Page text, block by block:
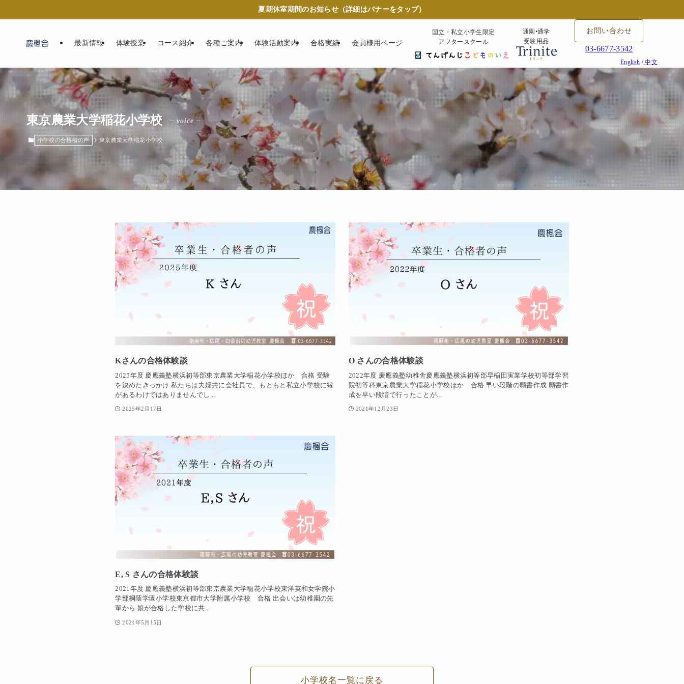
夏期休室期間のお知らせ（詳細はバナーをタップ）
最新情報 体験授業 コース紹介 各種ご案内 体験活動案内 合格実績 会員様用ページ
国立・私立小学生限定
アフタースクール
通園•通学
受験用品
お問い合わせ
03-6677-3542
English /中文
東京農業大学稲花小学校 – voice –
小学校の合格者の声 東京農業大学稲花小学校
Kさんの合格体験談
2025年度 慶應義塾横浜初等部東京農業大学稲花小学校ほか 合格 受験
を決めたきっかけ 私たちは夫婦共に会社員で、もともと私立小学校に縁
があるわけではありませんでし...
2025年2月17日
O さんの合格体験談
2022年度 慶應義塾幼稚舎慶應義塾横浜初等部早稲田実業学校初等部学習
院初等科東京農業大学稲花小学校ほか 合格 早い段階の願書作成 願書作
成を早い段階で行ったことが...
2021年12月23日
E, S さんの合格体験談
2021年度 慶應義塾横浜初等部東京農業大学稲花小学校東洋英和女学院小
学部桐蔭学園小学校東京都市大学附属小学校 合格 出会いは幼稚園の先
輩から 娘が合格した学校に共...
2021年5月15日
小学校名一覧に戻る